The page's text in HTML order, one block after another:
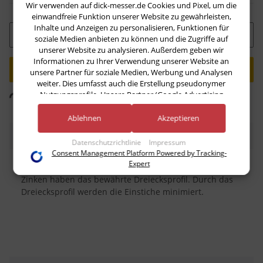
Stk
Komponenten werden geladen ...
Beschreibung
Geschmiedete Fleischgabel von Dick. Die 15 cm langen
Zinken haben das bewährte Dreiecksprofil. Durch das
Dreiecksprofil werden die Einstiche minimiert.
Wir verwenden auf dick-messer.de Cookies und Pixel, um die
einwandfreie Funktion unserer Website zu gewährleisten,
Inhalte und Anzeigen zu personalisieren, Funktionen für
soziale Medien anbieten zu können und die Zugriffe auf
unserer Website zu analysieren. Außerdem geben wir
Informationen zu Ihrer Verwendung unserer Website an
unsere Partner für soziale Medien, Werbung und Analysen
weiter. Dies umfasst auch die Erstellung pseudonymer
Nutzungsprofile. Unsere Partner (Google Advertising
Products) führen diese Informationen möglicherweise mit
weiteren Daten zusammen, die Sie ihnen bereitgestellt haben
im Rahmen Ihrer Nutzung der Dienste gesammelt haben
(bspw. Nutzungsdaten anderer Geräte). Ihre Einwilligung zur
Nutzung von Cookies und Pixeln können Sie jederzeit
widerrufen, indem Sie auf den Datenschutz-Button links
unten klicken und dort die entsprechenden Anpassungen
vornehmen.
Datenschutzrichtlinie Impressum
Ablehnen Akzeptieren
Consent Management Platform Powered by Tracking-
Expert